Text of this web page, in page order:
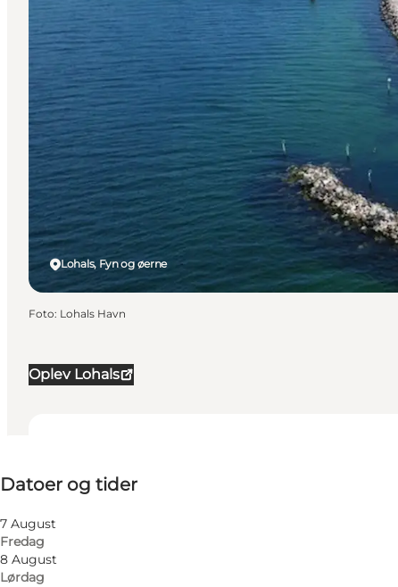
Oplev Lohals
Datoer og tider
7 August
Fredag
8 August
Lørdag
Besøg hjemmeside
Lohals, Fyn og øerne
Foto: Lohals Havn